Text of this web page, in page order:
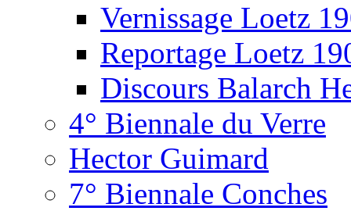
Vernissage Loetz
Reportage Loetz
Discours Balarch
4° Biennale du Verre
Hector Guimard
7° Biennale Conches